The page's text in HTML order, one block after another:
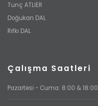
Tunç ATLIER
Doğukan DAL
Rıfkı DAL
Çalışma Saatleri
Pazartesi - Cuma: 8:00 & 18:00